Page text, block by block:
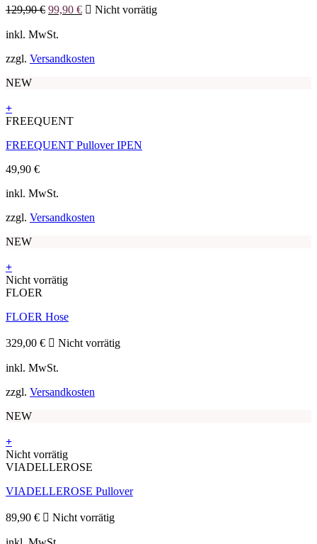
auf.
Optionen
auf
Produktseite
werden
129,90€ Ursprünglicher
war:
99,90 €Aktueller
Nicht vorrätig
inkl. MwSt.
zzgl. Versandkosten
NEW
+
Dieses
weist
Varianten
Die
können
auf
der
gewählt
werden
FREEQUENT
FREEQUENT Pullover IPEN
49,90 €
inkl. MwSt.
zzgl. Versandkosten
NEW
+
Dieses
Produkt
mehrere
auf.
Optionen
auf
Produktseite
werden
Nicht vorrätig
FLOER
FLOER Hose
329,00 € Nicht vorrätig
inkl. MwSt.
zzgl. Versandkosten
NEW
+
Dieses
Produkt
mehrere
auf.
Nicht vorrätig
VIADELLEROSE
VIADELLEROSE Pullover
89,90 € Nicht vorrätig